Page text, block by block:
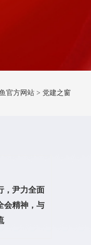
官方网站> 党建之窗
，尹力全面
会精神，与